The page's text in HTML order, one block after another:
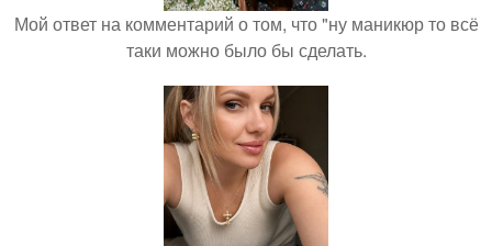
Мой ответ на комментарий о том, что "ну маникюр то всё
таки можно было бы сделать.